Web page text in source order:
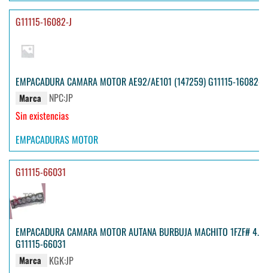
G11115-16082-J
EMPACADURA CAMARA MOTOR AE92/AE101 (147259) G11115-16082-J
Marca
NPC:JP
Sin existencias
EMPACADURAS MOTOR
G11115-66031
EMPACADURA CAMARA MOTOR AUTANA BURBUJA MACHITO 1FZF# 4.5
G11115-66031
Marca
KGK:JP